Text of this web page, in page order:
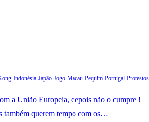
Indonésia Japão Jogo Macau Pequim Portugal Protestos
a União Europeia, depois não o cumpre !
também querem tempo com os…